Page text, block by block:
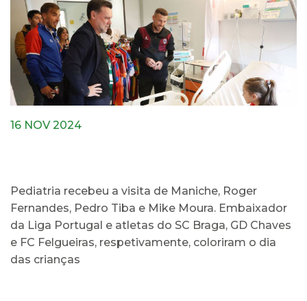
16 NOV 2024
Pediatria recebeu a visita de Maniche, Roger
Fernandes, Pedro Tiba e Mike Moura. Embaixador
da Liga Portugal e atletas do SC Braga, GD Chaves
e FC Felgueiras, respetivamente, coloriram o dia
das crianças